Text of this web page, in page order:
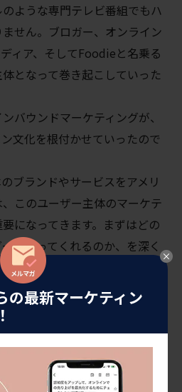
の最新マーケティン
ような専門テレビ番組でもハ
せん。ブロガー、オンライン
ィア、そしてFoodieと名乗る
となって巻き起こしていった
バウンドマーケティングが、
文化を根付かせていったので
ブランドやサービスをアメリ
このユーザー主体のマーケテ
になってきます。まずはどの
になってくれるのか、を深く
ましょう。
させる
日本から北米に進出する企業